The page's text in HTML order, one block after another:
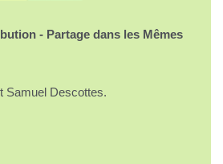
- Partage dans les Mêmes
Samuel Descottes.